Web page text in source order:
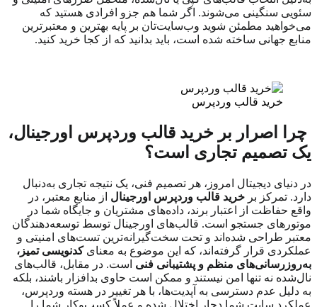
سئویی سنگینی می‌شوند. اگر شما هم جزو افرادی هستید که
می‌خواهید مطمئن شوید وب‌سایت‌تان بر پایه بهترین و معتبرترین
منابع جهانی ساخته شده است، باید بدانید که از کجا خرید کنید.
خرید قالب وردپرس
چرا اصرار بر خرید قالب وردپرس اورجینال،
یک تصمیم تجاری است؟
در دنیای دیجیتال امروز، هر تصمیم فنی، یک نتیجه تجاری به‌دنبال
دارد. تمرکز بر خرید قالب وردپرس اورجینال از منابع معتبر، در
واقع حفاظت از اعتبار برند، داده‌های مشتریان و جایگاه شما در
موتورهای جستجو است. قالب‌های اورجینال توسط توسعه‌دهندگان
معتبر طراحی شده‌اند و تحت سخت‌گیرانه‌ترین تست‌های امنیتی و
عملکردی قرار گرفته‌اند، که این موضوع به معنایکدنویسی تمیز،
به‌روزرسانی‌های منظم و پشتیبانی فنی است. در مقابل، قالب‌های
نال‌شده نه تنها امن نیستند و ممکن است حاوی بدافزار باشند، بلکه
به دلیل عدم دسترسی به آپدیت‌ها، با هر تغییر در هسته وردپرس،
عملکرد سایت شما دچار اختلال شده و عملاً کسب‌وکار شما را